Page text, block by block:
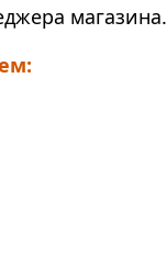
магазина.